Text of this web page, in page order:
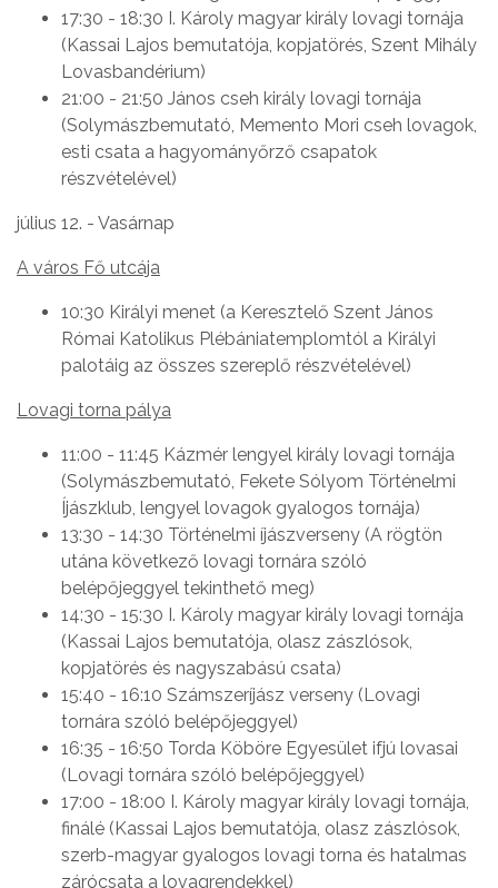
17:30 - 18:30 I. Károly magyar király lovagi tornája
(Kassai Lajos bemutatója, kopjatörés, Szent Mihály
Lovasbandérium)
21:00 - 21:50 János cseh király lovagi tornája
(Solymászbemutató, Memento Mori cseh lovagok,
esti csata a hagyományőrző csapatok
részvételével)
július 12. - Vasárnap
A város Fő utcája
10:30 Királyi menet (a Keresztelő Szent János
Római Katolikus Plébániatemplomtól a Királyi
palotáig az összes szereplő részvételével)
Lovagi torna pálya
11:00 - 11:45 Kázmér lengyel király lovagi tornája
(Solymászbemutató, Fekete Sólyom Történelmi
Íjászklub, lengyel lovagok gyalogos tornája)
13:30 - 14:30 Történelmi íjászverseny (A rögtön
utána következő lovagi tornára szóló
belépőjeggyel tekinthető meg)
14:30 - 15:30 I. Károly magyar király lovagi tornája
(Kassai Lajos bemutatója, olasz zászlósok,
kopjatörés és nagyszabású csata)
15:40 - 16:10 Számszeríjász verseny (Lovagi
tornára szóló belépőjeggyel)
16:35 - 16:50 Torda Köböre Egyesület ifjú lovasai
(Lovagi tornára szóló belépőjeggyel)
17:00 - 18:00 I. Károly magyar király lovagi tornája,
finálé (Kassai Lajos bemutatója, olasz zászlósok,
szerb-magyar gyalogos lovagi torna és hatalmas
zárócsata a lovagrendekkel)